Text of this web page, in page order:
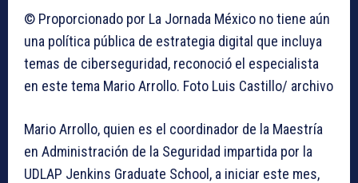
© Proporcionado por La Jornada México no tiene aún
una política pública de estrategia digital que incluya
temas de ciberseguridad, reconoció el especialista
en este tema Mario Arrollo. Foto Luis Castillo/ archivo
Mario Arrollo, quien es el coordinador de la Maestría
en Administración de la Seguridad impartida por la
UDLAP Jenkins Graduate School, a iniciar este mes,